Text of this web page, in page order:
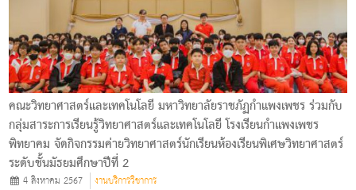
คณะวิทยาศาสตร์และเทคโนโลยี มหาวิทยาลัยราชภัฏกำแพงเพชร ร่วมกับ
กลุ่มสาระการเรียนรู้วิทยาศาสตร์และเทคโนโลยี โรงเรียนกำแพงเพชร
พิทยาคม จัดกิจกรรมค่ายวิทยาศาสตร์นักเรียนห้องเรียนพิเศษวิทยาศาสตร์
ระดับชั้นมัธยมศึกษาปีที่ 2
4 สิงหาคม 2567 งานบริการวิชาการ